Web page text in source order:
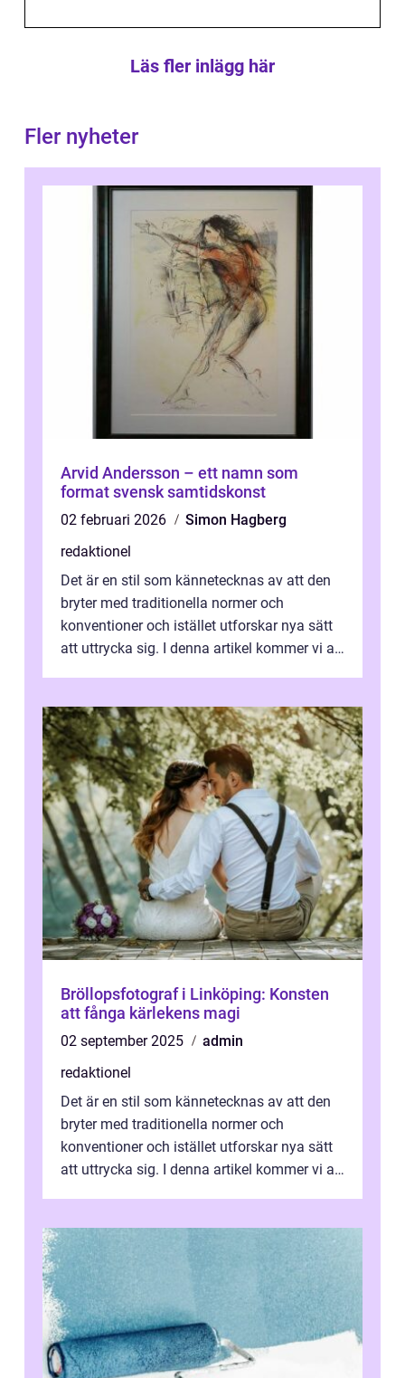
Läs fler inlägg här
Fler nyheter
Arvid Andersson – ett namn som
format svensk samtidskonst
02 februari 2026
Simon Hagberg
redaktionel
Det är en stil som kännetecknas av att den
bryter med traditionella normer och
konventioner och istället utforskar nya sätt
att uttrycka sig. I denna artikel kommer vi att
Bröllopsfotograf i Linköping: Konsten
att fånga kärlekens magi
02 september 2025
admin
redaktionel
Det är en stil som kännetecknas av att den
bryter med traditionella normer och
konventioner och istället utforskar nya sätt
att uttrycka sig. I denna artikel kommer vi att